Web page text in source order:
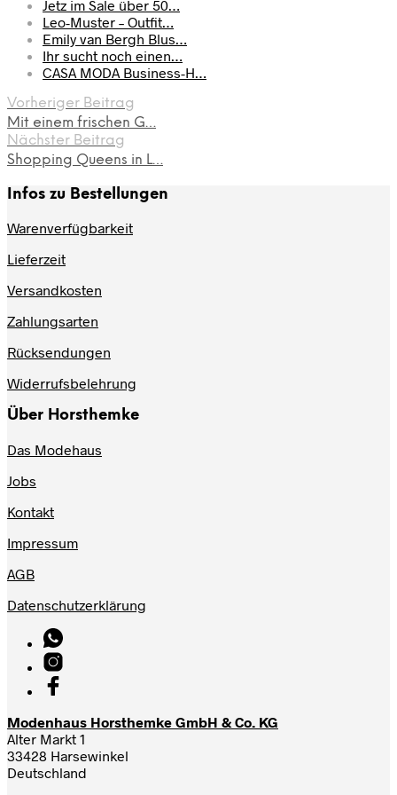
Jetz im Sale über 50…
Leo-Muster – Outfit…
Emily van Bergh Blus…
Ihr sucht noch einen…
CASA MODA Business-H…
Vorheriger Beitrag
Mit einem frischen G…
Nächster Beitrag
Shopping Queens in L…
Infos zu Bestellungen
Warenverfügbarkeit
Lieferzeit
Versandkosten
Zahlungsarten
Rücksendungen
Widerrufsbelehrung
Über Horsthemke
Das Modehaus
Jobs
Kontakt
Impressum
AGB
Datenschutzerklärung
Modenhaus Horsthemke GmbH & Co. KG
Alter Markt 1
33428 Harsewinkel
Deutschland